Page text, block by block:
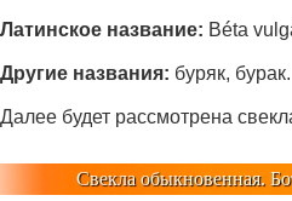
Латинское название: Béta
Другие названия: буряк, бурак.
Далее будет рассмотрена
Свекла обыкновенная.